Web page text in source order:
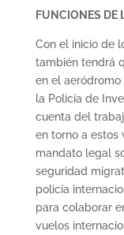
FUNCIONES DE
Con el inicio de
también tendrá
en el
la Policía de
cuenta del
en torno a estos
mandato legal
seguridad
policía
para colaborar
vuelos